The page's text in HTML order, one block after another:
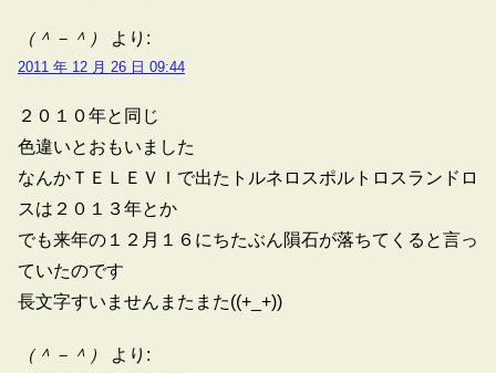
（＾－＾） より:
2011 年 12 月 26 日 09:44
２０１０年と同じ
色違いとおもいました
なんかＴＥＬＥＶＩで出たトルネロスポルトロスランドロ
スは２０１３年とか
でも来年の１２月１６にちたぶん隕石が落ちてくると言っ
ていたのです
長文字すいませんまたまた((+_+))
（＾－＾） より: